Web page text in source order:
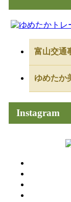
富山交通
ゆめたか
Instagram